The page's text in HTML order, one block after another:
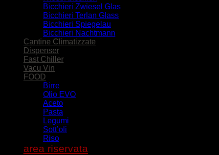
Bicchieri Zwiesel Glas
Bicchieri Terlan Glass
Bicchieri Spiegelau
Bicchieri Nachtmann
Cantine Climatizzate
Dispenser
Fast Chiller
Vacu Vin
FOOD
Birre
Olio EVO
Aceto
Pasta
Legumi
Sott’oli
Riso
area riservata